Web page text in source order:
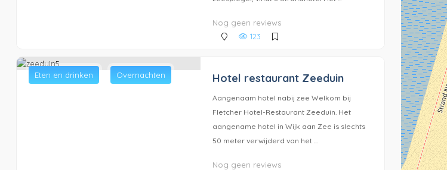
Nog geen reviews
123
Hotel restaurant Zeeduin
Aangenaam hotel nabij zee Welkom bij
Fletcher Hotel-Restaurant Zeeduin. Het
aangename hotel in Wijk aan Zee is slechts
50 meter verwijderd van het ...
Eten en drinken Overnachten
Nog geen reviews